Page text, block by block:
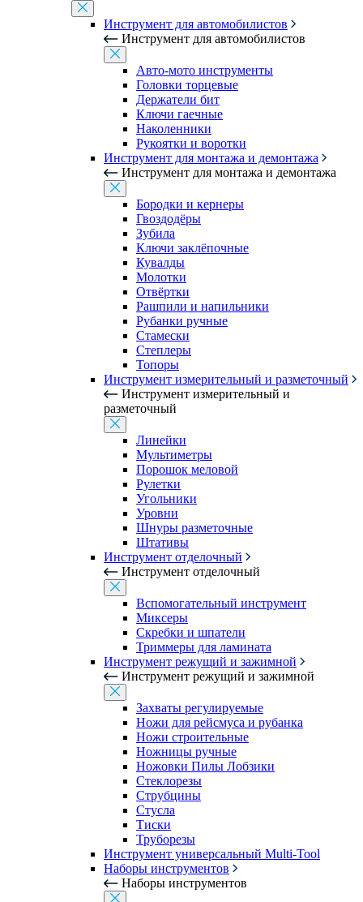
Инструмент для автомобилистов
Инструмент для автомобилистов
Авто-мото инструменты
Головки торцевые
Держатели бит
Ключи гаечные
Наколенники
Рукоятки и воротки
Инструмент для монтажа и демонтажа
Инструмент для монтажа и демонтажа
Бородки и кернеры
Гвоздодёры
Зубила
Ключи заклёпочные
Кувалды
Молотки
Отвёртки
Рашпили и напильники
Рубанки ручные
Стамески
Степлеры
Топоры
Инструмент измерительный и разметочный
Инструмент измерительный и
разметочный
Линейки
Мультиметры
Порошок меловой
Рулетки
Угольники
Уровни
Шнуры разметочные
Штативы
Инструмент отделочный
Инструмент отделочный
Вспомогательный инструмент
Миксеры
Скребки и шпатели
Триммеры для ламината
Инструмент режущий и зажимной
Инструмент режущий и зажимной
Захваты регулируемые
Ножи для рейсмуса и рубанка
Ножи строительные
Ножницы ручные
Ножовки Пилы Лобзики
Стеклорезы
Струбцины
Стусла
Тиски
Труборезы
Инструмент универсальный Multi-Tool
Наборы инструментов
Наборы инструментов